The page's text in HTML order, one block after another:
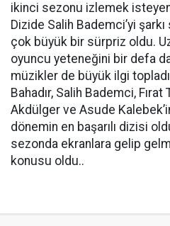
ikinci sezonu izlemek
Dizide Salih Bademci’yi
çok büyük bir sürpriz oldu.
oyuncu yeteneğini bir defa
müzikler de büyük ilgi
Bahadır, Salih Bademci, Fırat
Akdülger ve Asude
dönemin en başarılı dizisi
sezonda ekranlara gelip
konusu oldu..